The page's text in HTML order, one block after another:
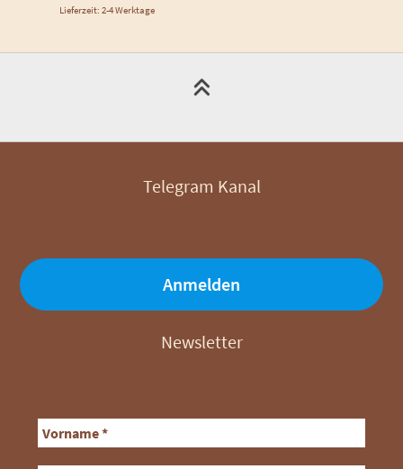
Lieferzeit: 2-4 Werktage
Telegram Kanal
Anmelden
Newsletter